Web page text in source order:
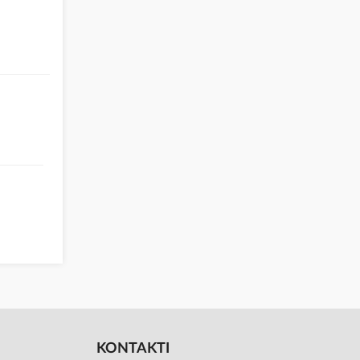
KONTAKTI